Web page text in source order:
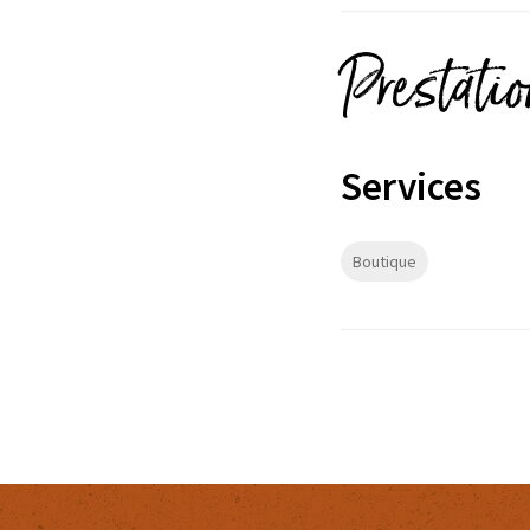
Services
Boutique